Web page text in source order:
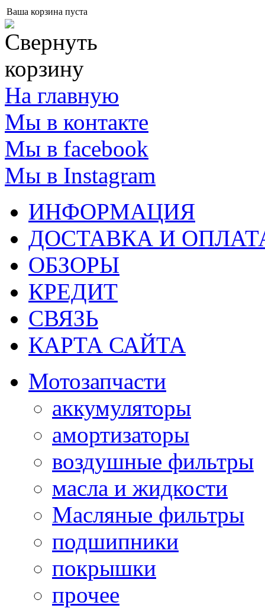
Ваша корзина пуста
На главную
Мы в контакте
Мы в facebook
Мы в Instagram
ИНФОРМАЦИЯ
ДОСТАВКА И
ОБЗОРЫ
КРЕДИТ
СВЯЗЬ
КАРТА САЙТА
Мотозапчасти
аккумуляторы
амортизаторы
воздушные фильтры
масла и жидкости
Масляные фильтры
подшипники
покрышки
прочее